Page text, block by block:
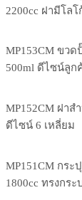
2200cc ฝามีโลโ
MP153CM ขวด
500ml ดีไซน์ลูก
MP152CM ฝา
ดีไซน์ 6 เหลี่ยม
MP151CM กระ
1800cc ทรงกร